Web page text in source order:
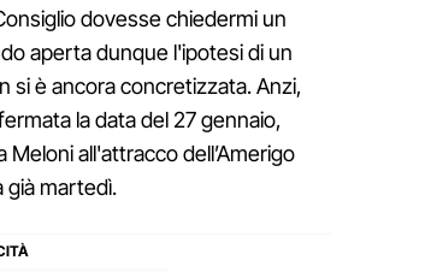
dovesse chiedermi un
aperta dunque l'ipotesi di un
si è ancora concretizzata. Anzi,
la data del 27 gennaio,
all'attracco dell’Amerigo
già martedì.